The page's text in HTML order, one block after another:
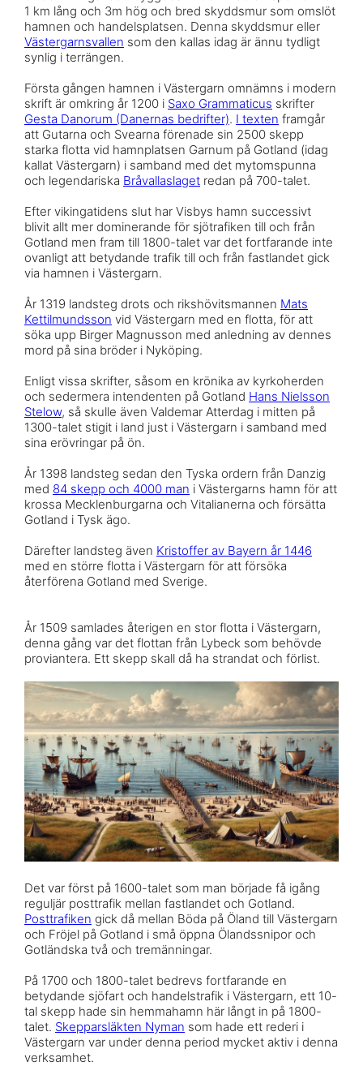
1 km lång och 3m hög och bred skyddsmur som omslöt
hamnen och handelsplatsen. Denna skyddsmur eller
Västergarnsvallen som den kallas idag är ännu tydligt
synlig i terrängen.
Första gången hamnen i Västergarn omnämns i modern
skrift är omkring år 1200 i Saxo Grammaticus skrifter
Gesta Danorum (Danernas bedrifter). I texten framgår
att Gutarna och Svearna förenade sin 2500 skepp
starka flotta vid hamnplatsen Garnum på Gotland (idag
kallat Västergarn) i samband med det mytomspunna
och legendariska Bråvallaslaget redan på 700-talet.
Efter vikingatidens slut har Visbys hamn successivt
blivit allt mer dominerande för sjötrafiken till och från
Gotland men fram till 1800-talet var det fortfarande inte
ovanligt att betydande trafik till och från fastlandet gick
via hamnen i Västergarn.
År 1319 landsteg drots och rikshövitsmannen Mats
Kettilmundsson vid Västergarn med en flotta, för att
söka upp Birger Magnusson med anledning av dennes
mord på sina bröder i Nyköping.
Enligt vissa skrifter, såsom en krönika av kyrkoherden
och sedermera intendenten på Gotland Hans Nielsson
Stelow, så skulle även Valdemar Atterdag i mitten på
1300-talet stigit i land just i Västergarn i samband med
sina erövringar på ön.
År 1398 landsteg sedan den Tyska ordern från Danzig
med 84 skepp och 4000 man i Västergarns hamn för att
krossa Mecklenburgarna och Vitalianerna och försätta
Gotland i Tysk ägo.
Därefter landsteg även Kristoffer av Bayern år 1446
med en större flotta i Västergarn för att försöka
återförena Gotland med Sverige.
År 1509 samlades återigen en stor flotta i Västergarn,
denna gång var det flottan från Lybeck som behövde
proviantera. Ett skepp skall då ha strandat och förlist.
Det var först på 1600-talet som man började få igång
reguljär posttrafik mellan fastlandet och Gotland.
Posttrafiken gick då mellan Böda på Öland till Västergarn
och Fröjel på Gotland i små öppna Ölandssnipor och
Gotländska två och tremänningar.
På 1700 och 1800-talet bedrevs fortfarande en
betydande sjöfart och handelstrafik i Västergarn, ett 10-
tal skepp hade sin hemmahamn här långt in på 1800-
talet. Skepparsläkten Nyman som hade ett rederi i
Västergarn var under denna period mycket aktiv i denna
verksamhet.